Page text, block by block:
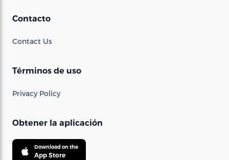
Contacto
Contact Us
Términos de uso
Privacy Policy
Obtener la aplicación
Download on the
App Store